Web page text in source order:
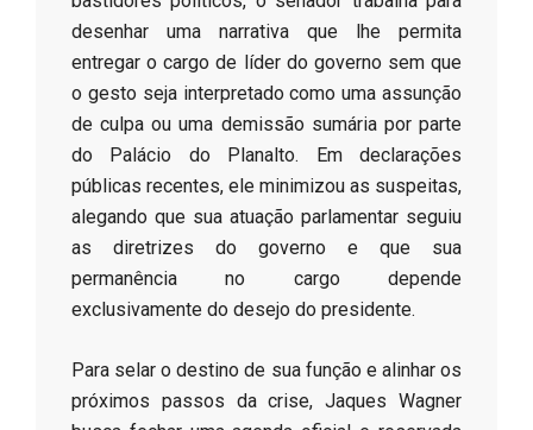
desenhar uma narrativa que lhe permita
entregar o cargo de líder do governo sem que
o gesto seja interpretado como uma assunção
de culpa ou uma demissão sumária por parte
do Palácio do Planalto. Em declarações
públicas recentes, ele minimizou as suspeitas,
alegando que sua atuação parlamentar seguiu
as diretrizes do governo e que sua
permanência no cargo depende
exclusivamente do desejo do presidente.
​Para selar o destino de sua função e alinhar os
próximos passos da crise, Jaques Wagner